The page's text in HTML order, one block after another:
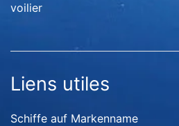
voilier
Liens utiles
Schiffe auf Markenname